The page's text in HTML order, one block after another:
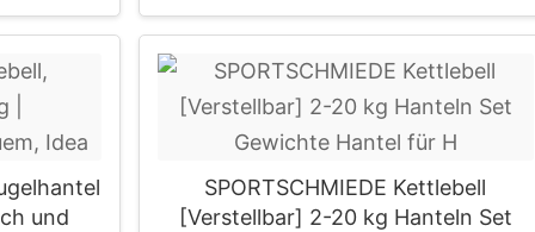
und
SPORTSCHMIEDE Kettlebell
[Verstellbar] 2-20 kg Hanteln Set